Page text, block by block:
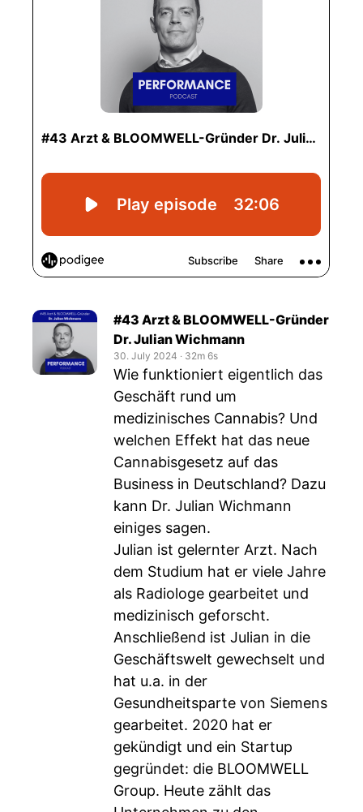
#43 Arzt & BLOOMWELL-Gründer
Dr. Julian Wichmann
30. July 2024 ‧ 32m 6s
Wie funktioniert eigentlich das
Geschäft rund um
medizinisches Cannabis? Und
welchen Effekt hat das neue
Cannabisgesetz auf das
Business in Deutschland? Dazu
kann Dr. Julian Wichmann
einiges sagen.
Julian ist gelernter Arzt. Nach
dem Studium hat er viele Jahre
als Radiologe gearbeitet und
medizinisch geforscht.
Anschließend ist Julian in die
Geschäftswelt gewechselt und
hat u.a. in der
Gesundheitsparte von Siemens
gearbeitet. 2020 hat er
gekündigt und ein Startup
gegründet: die BLOOMWELL
Group. Heute zählt das